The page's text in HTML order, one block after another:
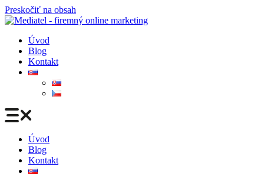
Preskočiť na obsah
Úvod
Blog
Kontakt
Úvod
Blog
Kontakt